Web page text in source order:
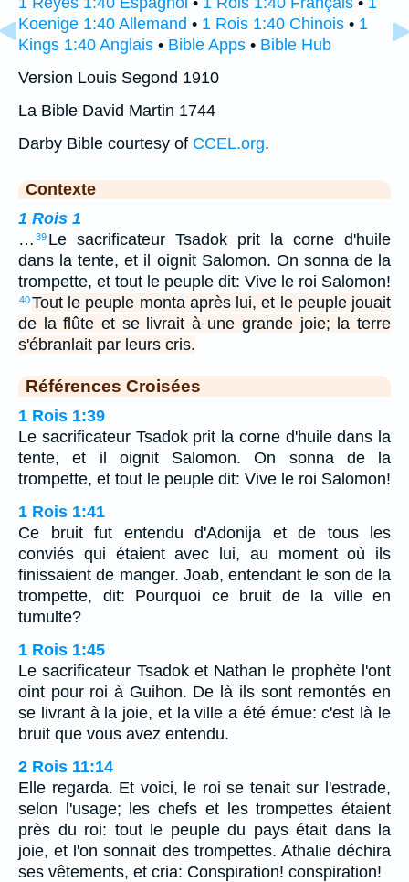
Koenige 1:40 Allemand • 1 Rois 1:40 Chinois • 1
Kings 1:40 Anglais • Bible Apps • Bible Hub
Version Louis Segond 1910
La Bible David Martin 1744
Darby Bible courtesy of CCEL.org.
Contexte
1 Rois 1
… 39 Le sacrificateur Tsadok prit la corne d'huile
dans la tente, et il oignit Salomon. On sonna de la
trompette, et tout le peuple dit: Vive le roi Salomon!
40Tout le peuple monta après lui, et le peuple jouait
de la flûte et se livrait à une grande joie; la terre
s'ébranlait par leurs cris.
Références Croisées
1 Rois 1:39
Le sacrificateur Tsadok prit la corne d'huile dans la
tente, et il oignit Salomon. On sonna de la
trompette, et tout le peuple dit: Vive le roi Salomon!
1 Rois 1:41
Ce bruit fut entendu d'Adonija et de tous les
conviés qui étaient avec lui, au moment où ils
finissaient de manger. Joab, entendant le son de la
trompette, dit: Pourquoi ce bruit de la ville en
tumulte?
1 Rois 1:45
Le sacrificateur Tsadok et Nathan le prophète l'ont
oint pour roi à Guihon. De là ils sont remontés en
se livrant à la joie, et la ville a été émue: c'est là le
bruit que vous avez entendu.
2 Rois 11:14
Elle regarda. Et voici, le roi se tenait sur l'estrade,
selon l'usage; les chefs et les trompettes étaient
près du roi: tout le peuple du pays était dans la
joie, et l'on sonnait des trompettes. Athalie déchira
ses vêtements, et cria: Conspiration! conspiration!